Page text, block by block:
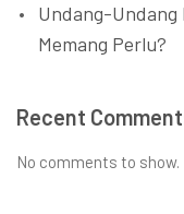
Undang-Undang
Memang Perlu?
Recent
No comments to show.